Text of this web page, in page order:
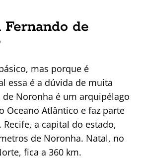
de
mas porque é
essa é a dúvida de muita
de Noronha é um arquipélago
Oceano Atlântico e faz parte
Recife, a capital do estado,
de Noronha. Natal, no
fica a 360 km.